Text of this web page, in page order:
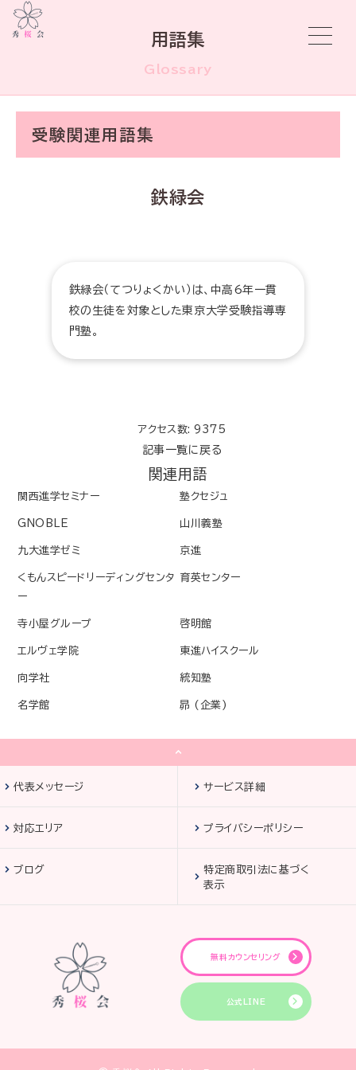
用語集
Glossary
受験関連用語集
鉄緑会
鉄緑会（てつりょくかい）は、中高6年一貫
校の生徒を対象とした東京大学受験指導専
門塾。
アクセス数: 9375
記事一覧に戻る
関連用語
関西進学セミナー 塾クセジュ
GNOBLE 山川義塾
九大進学ゼミ 京進
くもんスピードリーディングセンタ
ー
育英センター
寺小屋グループ 啓明館
エルヴェ学院 東進ハイスクール
向学社 統知塾
名学館 昴 (企業)
代表メッセージ サービス詳細
対応エリア プライバシーポリシー
ブログ
特定商取引法に基づく
表示
無料カウンセリング
公式LINE